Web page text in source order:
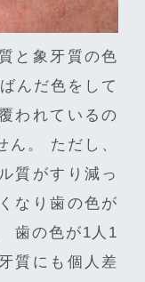
と象牙質の色
んだ色をして
われているの
ん。 ただし、
質がすり減っ
なり歯の色が
歯の色が1人1
質にも個人差